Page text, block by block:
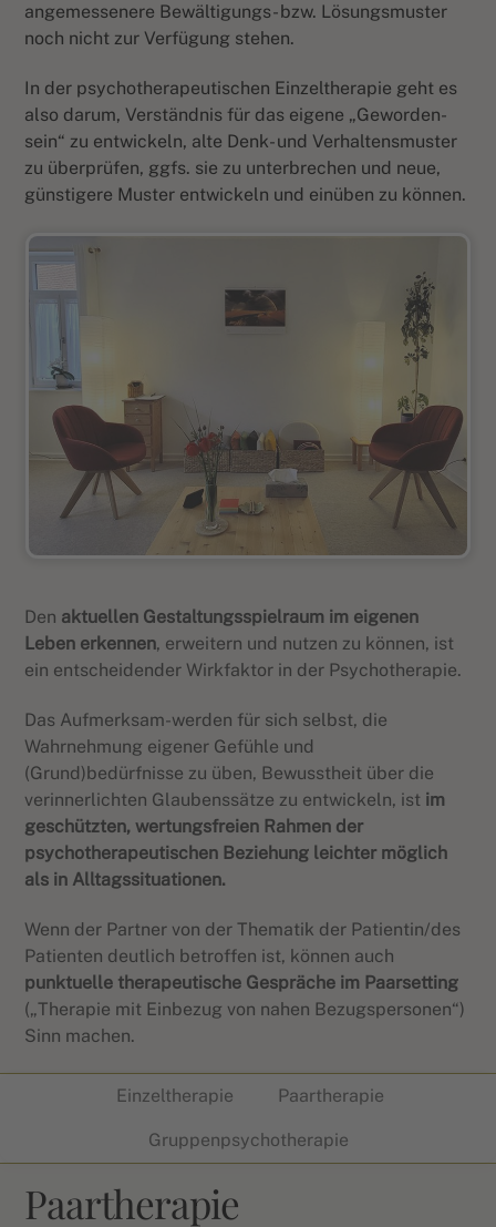
angemessenere Bewältigungs- bzw. Lösungsmuster
noch nicht zur Verfügung stehen.
In der psychotherapeutischen Einzeltherapie geht es
also darum, Verständnis für das eigene „Geworden-
sein“ zu entwickeln, alte Denk- und Verhaltensmuster
zu überprüfen, ggfs. sie zu unterbrechen und neue,
günstigere Muster entwickeln und einüben zu können.
Den aktuellen Gestaltungsspielraum im eigenen
Leben erkennen, erweitern und nutzen zu können, ist
ein entscheidender Wirkfaktor in der Psychotherapie.
Das Aufmerksam-werden für sich selbst, die
Wahrnehmung eigener Gefühle und
(Grund)bedürfnisse zu üben, Bewusstheit über die
verinnerlichten Glaubenssätze zu entwickeln, ist im
geschützten, wertungsfreien Rahmen der
psychotherapeutischen Beziehung leichter möglich
als in Alltagssituationen.
Wenn der Partner von der Thematik der Patientin/des
Patienten deutlich betroffen ist, können auch
punktuelle therapeutische Gespräche im Paarsetting
(„Therapie mit Einbezug von nahen Bezugspersonen“)
Sinn machen.
Einzeltherapie Paartherapie
Gruppenpsychotherapie
Paartherapie